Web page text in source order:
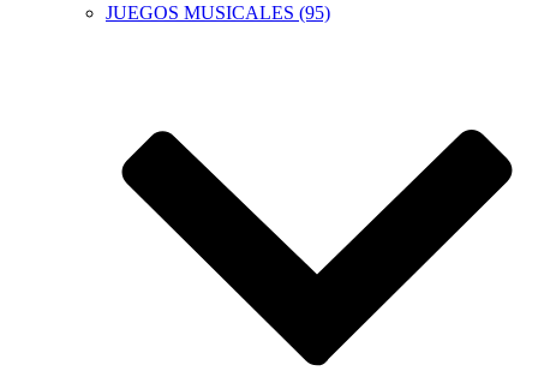
JUEGOS MUSICALES (95)